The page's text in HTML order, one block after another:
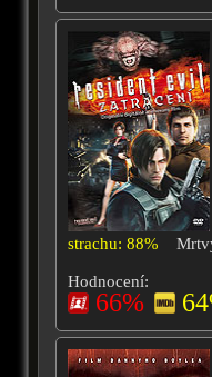
strachu: 88%
Hodnocení:
66%